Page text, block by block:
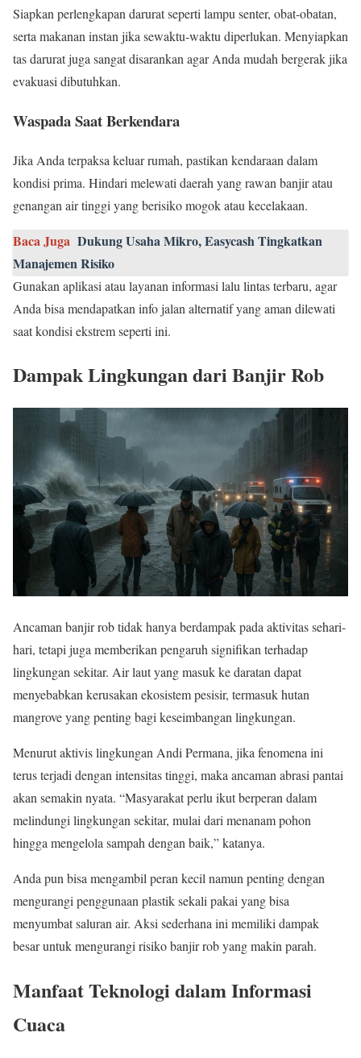
Siapkan perlengkapan darurat seperti lampu senter, obat-obatan,
serta makanan instan jika sewaktu-waktu diperlukan. Menyiapkan
tas darurat juga sangat disarankan agar Anda mudah bergerak jika
evakuasi dibutuhkan.
Waspada Saat Berkendara
Jika Anda terpaksa keluar rumah, pastikan kendaraan dalam
kondisi prima. Hindari melewati daerah yang rawan banjir atau
genangan air tinggi yang berisiko mogok atau kecelakaan.
Baca Juga Dukung Usaha Mikro, Easycash Tingkatkan
Manajemen Risiko
Gunakan aplikasi atau layanan informasi lalu lintas terbaru, agar
Anda bisa mendapatkan info jalan alternatif yang aman dilewati
saat kondisi ekstrem seperti ini.
Dampak Lingkungan dari Banjir Rob
Ancaman banjir rob tidak hanya berdampak pada aktivitas sehari-
hari, tetapi juga memberikan pengaruh signifikan terhadap
lingkungan sekitar. Air laut yang masuk ke daratan dapat
menyebabkan kerusakan ekosistem pesisir, termasuk hutan
mangrove yang penting bagi keseimbangan lingkungan.
Menurut aktivis lingkungan Andi Permana, jika fenomena ini
terus terjadi dengan intensitas tinggi, maka ancaman abrasi pantai
akan semakin nyata. “Masyarakat perlu ikut berperan dalam
melindungi lingkungan sekitar, mulai dari menanam pohon
hingga mengelola sampah dengan baik,” katanya.
Anda pun bisa mengambil peran kecil namun penting dengan
mengurangi penggunaan plastik sekali pakai yang bisa
menyumbat saluran air. Aksi sederhana ini memiliki dampak
besar untuk mengurangi risiko banjir rob yang makin parah.
Manfaat Teknologi dalam Informasi
Cuaca